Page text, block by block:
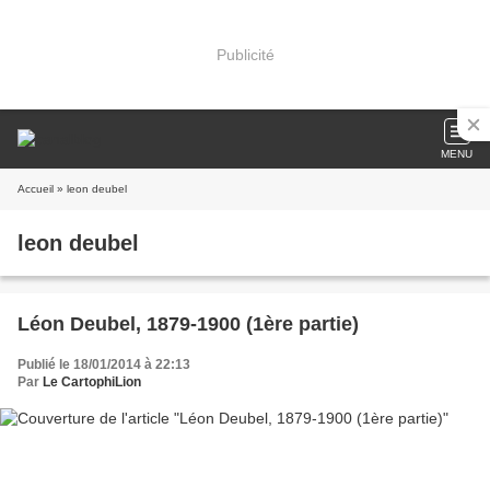
Publicité
MENU
Accueil » leon deubel
leon deubel
Léon Deubel, 1879-1900 (1ère partie)
Publié le 18/01/2014 à 22:13
Par Le CartophiLion